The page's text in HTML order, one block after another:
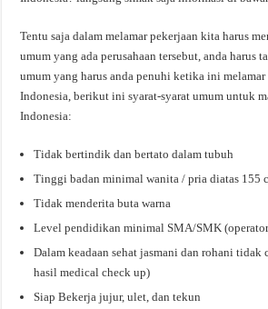
Tentu saja dalam melamar pekerjaan kita harus
umum yang ada perusahaan tersebut, anda harus
umum yang harus anda penuhi ketika ini
Indonesia, berikut ini syarat-syarat umum untuk
Indonesia:
Tidak bertindik dan bertato dalam tubuh
Tinggi badan minimal wanita / pria diatas 155
Tidak menderita buta warna
Level pendidikan minimal SMA/SMK
Dalam keadaan sehat jasmani dan rohani
hasil medical check up)
Siap Bekerja jujur, ulet, dan tekun